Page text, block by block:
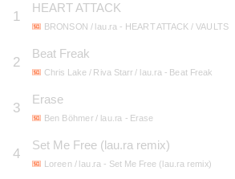
1
HEART ATTACK
BRONSON / lau.ra - HEART ATTACK / VAULTS
2
Beat Freak
Chris Lake / Riva Starr / lau.ra- Beat Freak
3
Erase
Ben Böhmer / lau.ra - Erase
4
Set Me Free (lau.ra remix)
Loreen / lau.ra - Set Me Free (lau.ra remix)